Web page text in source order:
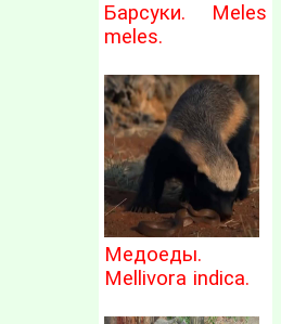
Барсуки. Meles
meles.
Медоеды.
Mellivora indica.